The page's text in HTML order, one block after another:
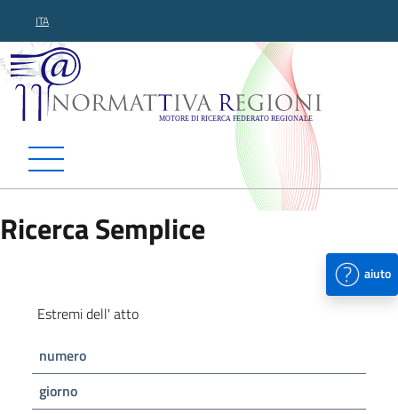
ITA
Normattiva Regioni -
Ricerca Semplice
aiuto
Estremi dell' atto
numero
giorno